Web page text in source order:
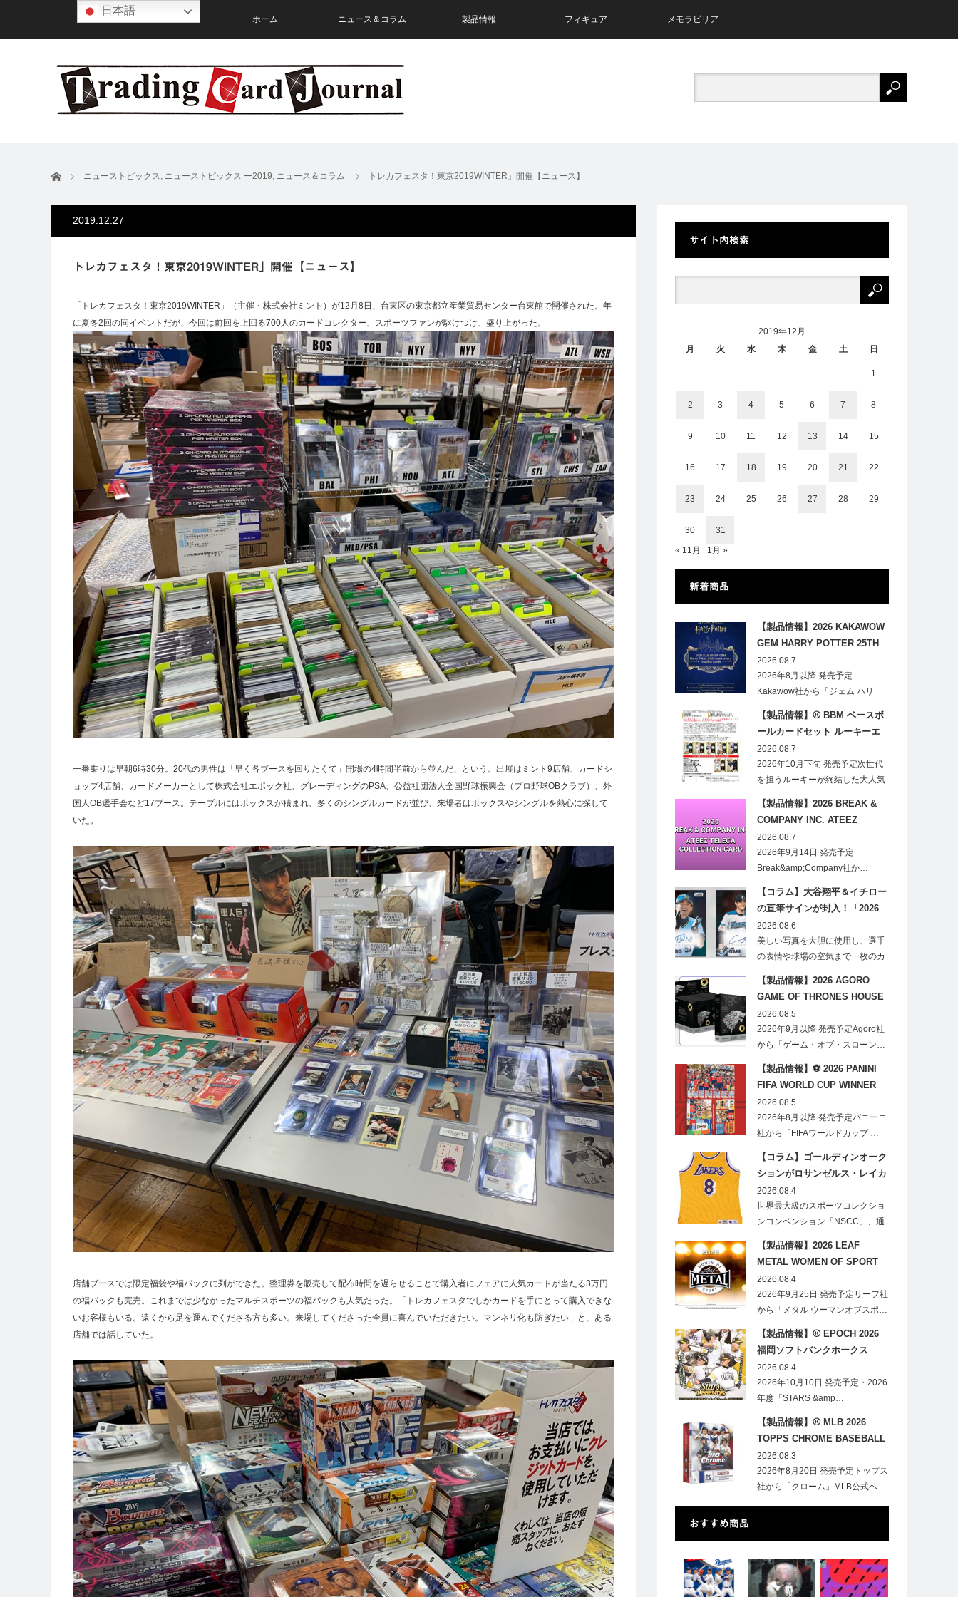
ホーム ニュース＆コラム 製品情報 フィギュア メモラビリア
ホーム ニューストピックス, ニューストピックス ー2019, ニュース＆コラム トレカフェスタ！東京2019WINTER」開催【ニュース】
2019.12.27
トレカフェスタ！東京2019WINTER」開催【ニュース】
「トレカフェスタ！東京2019WINTER」（主催・株式会社ミント）が12月8日、台東区の東京都立産業貿易センター台東館で開催された。年
に夏冬2回の同イベントだが、今回は前回を上回る700人のカードコレクター、スポーツファンが駆けつけ、盛り上がった。
一番乗りは早朝6時30分。20代の男性は「早く各ブースを回りたくて」開場の4時間半前から並んだ、という。出展はミント9店舗、カードシ
ョップ4店舗、カードメーカーとして株式会社エポック社、グレーディングのPSA、公益社団法人全国野球振興会（プロ野球OBクラブ）、外
国人OB選手会など17ブース。テーブルにはボックスが積まれ、多くのシングルカードが並び、来場者はボックスやシングルを熱心に探して
いた。
店舗ブースでは限定福袋や福パックに列ができた。整理券を販売して配布時間を遅らせることで購入者にフェアに人気カードが当たる3万円
の福パックも完売。これまでは少なかったマルチスポーツの福パックも人気だった。「トレカフェスタでしかカードを手にとって購入できな
いお客様もいる。遠くから足を運んでくださる方も多い。来場してくださった全員に喜んでいただきたい。マンネリ化も防ぎたい」と、ある
店舗では話していた。
サイト内検索
2019年12月
月
火 水 木 金 土 日
1
2 3 4 5 6 7 8
9 10 11 12 13 14 15
16 17 18 19 20 21 22
23 24 25 26 27 28 29
30
31
« 11月
1月 »
新着商品
【製品情報】2026 KAKAWOW
GEM HARRY POTTER 25TH
ANNIVERSARY TRADING
CARDS HOBBY
2026.08.7
2026年8月以降 発売予定
Kakawow社から「ジェム ハリ
【製品情報】⚾ BBM ベースボ
ールカードセット ルーキーエ
ディションプレミアム 2026
2026.08.7
2026年10月下旬 発売予定次世代
を担うルーキーが終結した大人気
【製品情報】2026 BREAK &
COMPANY INC. ATEEZ
TELECA COLLECTION CARD
2026.08.7
2026年9月14日 発売予定
Break&amp;Company社か…
【コラム】大谷翔平＆イチロー
の直筆サインが封入！「2026
Topps NPB Stadium Club」が
見逃せない
2026.08.6
美しい写真を大胆に使用し、選手
の表情や球場の空気まで一枚のカ
【製品情報】2026 AGORO
GAME OF THRONES HOUSE
STARK BLIND BOX
2026.08.5
2026年9月以降 発売予定Agoro社
から「ゲーム・オブ・スローン…
【製品情報】⚽ 2026 PANINI
FIFA WORLD CUP WINNER
STICKER POSTER
2026.08.5
2026年8月以降 発売予定パニーニ
社から「FIFAワールドカップ …
【コラム】ゴールディンオーク
ションがロサンゼルス・レイカ
ーズのオフィシャルオークショ
ンスポンサーに！
2026.08.4
世界最大級のスポーツコレクショ
ンコンベンション「NSCC」、通
【製品情報】2026 LEAF
METAL WOMEN OF SPORT
HOBBY
2026.08.4
2026年9月25日 発売予定リーフ社
から「メタル ウーマンオブスポ…
【製品情報】⚾ EPOCH 2026
福岡ソフトバンクホークス
STARS&LEGENDS ベースボー
ルカード
2026.08.4
2026年10月10日 発売予定・2026
年度「STARS &amp…
【製品情報】⚾ MLB 2026
TOPPS CHROME BASEBALL
LOGOFRACTOR
2026.08.3
2026年8月20日 発売予定トップス
社から「クローム」MLB公式ベ…
おすすめ商品
日本語